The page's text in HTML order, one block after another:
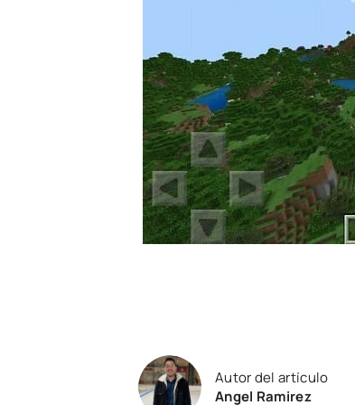
Autor del artículo
Angel Ramirez